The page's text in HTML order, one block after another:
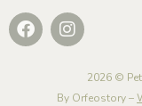
2026 ©
By Orfeostory –